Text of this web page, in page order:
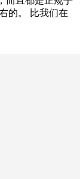
的。 比我们在